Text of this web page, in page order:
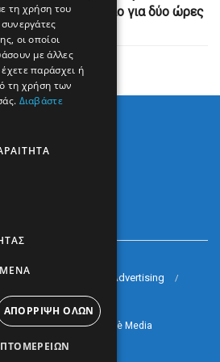
μέσα σε λεωφορείο για δύο ώρες
Preveza 93
Arkè Advertising
Επικοινωνία
byArkè AdvPartner of Arkè Media
τη χρήση του
οι οποίοι
με άλλες
παράσχει ή
τη χρήση των
Διαβάστε
ΑΠΌΡΡΙΨΗ ΌΛΩΝ